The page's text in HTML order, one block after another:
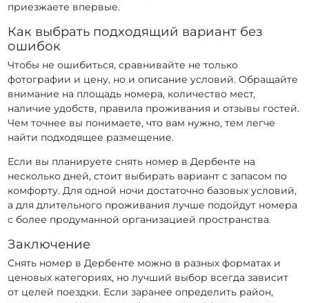
приезжаете впервые.
Как выбрать подходящий вариант без
ошибок
Чтобы не ошибиться, сравнивайте не только
фотографии и цену, но и описание условий. Обращайте
внимание на площадь номера, количество мест,
наличие удобств, правила проживания и отзывы гостей.
Чем точнее вы понимаете, что вам нужно, тем легче
найти подходящее размещение.
Если вы планируете снять номер в Дербенте на
несколько дней, стоит выбирать вариант с запасом по
комфорту. Для одной ночи достаточно базовых условий,
а для длительного проживания лучше подойдут номера
с более продуманной организацией пространства.
Заключение
Снять номер в Дербенте можно в разных форматах и
ценовых категориях, но лучший выбор всегда зависит
от целей поездки. Если заранее определить район,